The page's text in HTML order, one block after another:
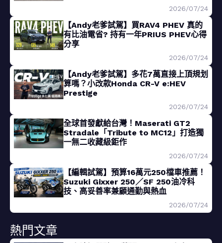
2026/07/24
【Andy老爹試駕】買RAV4 PHEV 真的
有比油電省? 持有一年PRIUS PHEV心得
分享
2026/07/24
【Andy老爹試駕】多花7萬直接上頂規划
算嗎？小改款Honda CR-V e:HEV
Prestige
2026/07/24
全球首發獻給台灣！Maserati GT2
Stradale「Tribute to MC12」打造獨
一無二收藏級鉅作
2026/07/24
【編輯試駕】預算16萬元250檔車推薦！
Suzuki Gixxer 250／SF 250油冷科
技、高妥善率兼顧通勤與熱血
2026/07/24
熱門文章